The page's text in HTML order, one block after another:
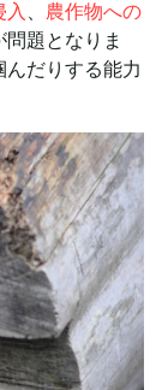
入
農作物への
問題となりま
だりする能力